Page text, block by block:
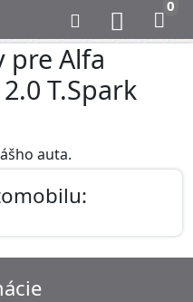
0
pre Alfa
T.Spark
auta.